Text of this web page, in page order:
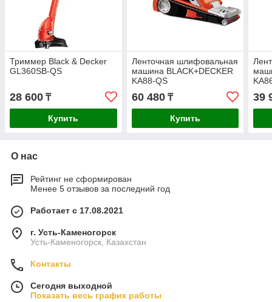
Триммер Black & Decker
GL360SB-QS
28 600 ₸
Купить
Ленточная шлифовальная
машина BLACK+DECKER
KA88-QS
60 480₸
Купить
39
О нас
Рейтинг не сформирован
Менее 5 отзывов за последний год
Работает с 17.08.2021
г. Усть-Каменогорск
Усть-Каменогорск, Казахстан
Контакты
Сегодня выходной
Показать весь график работы